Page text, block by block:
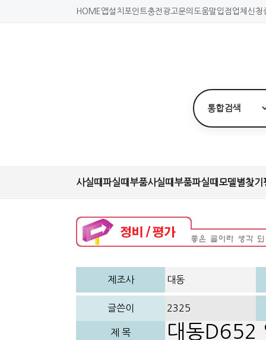
HOME 앱설치 포인트충전 광고문의 도움말입점업체신청
사실때파실때 부품사실때 부품파실때 모델별찾기
제조사 대동
글쓴이 2325
제 목 대동D652